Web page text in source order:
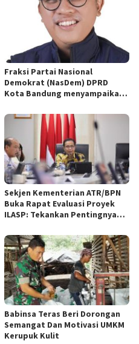
Fraksi Partai Nasional
Demokrat (NasDem) DPRD
Kota Bandung menyampaikan
empat Rancangan Peraturan
Daerah (Raperda) yang
diajukan Pemerintah Kota
Bandung
Sekjen Kementerian ATR/BPN
Buka Rapat Evaluasi Proyek
ILASP: Tekankan Pentingnya
Anggaran
Babinsa Teras Beri Dorongan
Semangat Dan Motivasi UMKM
Kerupuk Kulit